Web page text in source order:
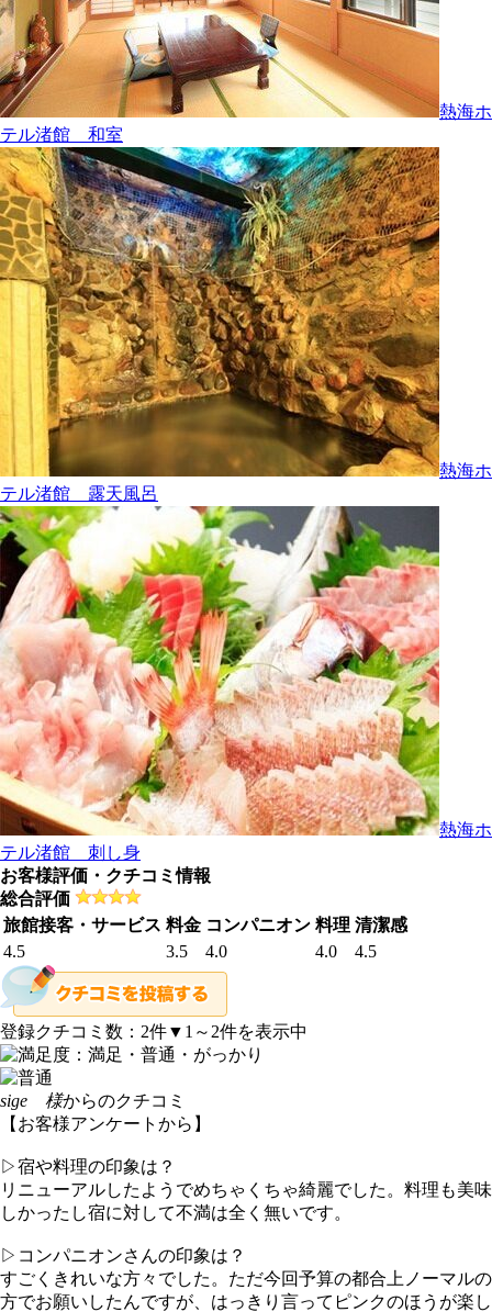
熱海ホ
テル渚館 和室
熱海ホ
テル渚館 露天風呂
熱海ホ
テル渚館 刺し身
お客様評価・クチコミ情報
総合評価
旅館接客・サービス 料金 コンパニオン 料理 清潔感
4.5
3.5 4.0 4.0 4.5
登録クチコミ数： 2件▼1～2件を表示中
sige 様からのクチコミ
【お客様アンケートから】
▷宿や料理の印象は？
リニューアルしたようでめちゃくちゃ綺麗でした。料理も美味
しかったし宿に対して不満は全く無いです。
▷コンパニオンさんの印象は？
すごくきれいな方々でした。ただ今回予算の都合上ノーマルの
方でお願いしたんですが、はっきり言ってピンクのほうが楽し